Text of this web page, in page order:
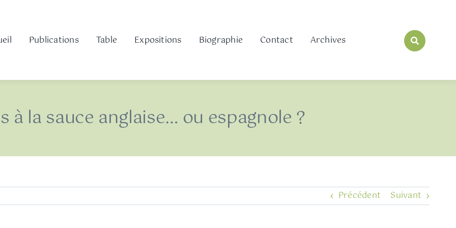
Publications Table Expositions Biographie Contact Archives
à la sauce anglaise… ou espagnole ?
Précédent Suivant